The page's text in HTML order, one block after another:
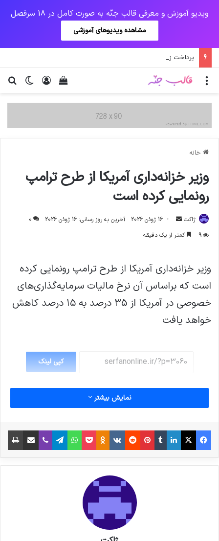
ویدیو آموزش و معرفی قالب جنّه به صورت کامل در 18 سرفصل
مشاهده ویدیوهای آموزشی
تغییر ورود
دیدن سبد خرید منو
خانه
وزیر خزانه‌داری آمریکا از طرح ترامپ
رونمایی کرده است
ژاکت
ارسال
ایمیل
16 ژوئن 2026 آخرین به روز رسانی: 16 ژوئن 2026
0
9
کمتر از یک دقیقه
وزیر خزانه‌داری آمریکا از طرح ترامپ رونمایی کرده
است که براساس آن نرخ مالیات سرمایه‌گذاری‌های
خصوصی در آمریکا از ۳۵ درصد به ۱۵ درصد کاهش
خواهد یافت
کپی لینک
نمایش بیشتر
فیس بوک X لینکدین
‫تامبلر‫پین‌ترست
‫رددیت‫VKontakte
‫Odnoklassniki
پاکتواتس آپ تلگراموایبر اشتراک گذاری از طریق ایمیل